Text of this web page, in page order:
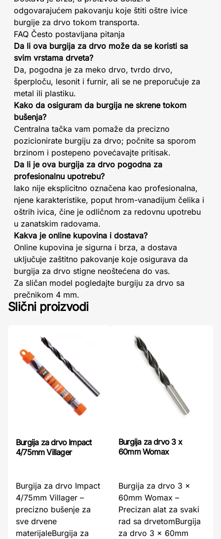
odgovarajućem pakovanju koje štiti oštre ivice
burgije za drvo tokom transporta.
FAQ Često postavljana pitanja
Da li ova burgija za drvo može da se koristi sa
svim vrstama drveta?
Da, pogodna je za meko drvo, tvrdo drvo,
šperploču, lesonit i furnir, ali se ne preporučuje za
metal ili plastiku.
Kako da osiguram da burgija ne skrene tokom
bušenja?
Centralna tačka vam pomaže da precizno
pozicionirate burgiju za drvo; počnite sa sporom
brzinom i postepeno povećavajte pritisak.
Da li je ova burgija za drvo pogodna za
profesionalnu upotrebu?
Iako nije eksplicitno označena kao profesionalna,
njene karakteristike, poput hrom-vanadijum čelika i
oštrih ivica, čine je odličnom za redovnu upotrebu
u zanatskim radovama.
Kakva je online kupovina i dostava?
Online kupovina je sigurna i brza, a dostava
uključuje zaštitno pakovanje koje osigurava da
burgija za drvo stigne neoštećena do vas.
Za sličan model pogledajte burgiju za drvo sa
prečnikom 4 mm.
Slični proizvodi
Burgija za drvo Impact
4/75mm Villager
Burgija za drvo Impact
4/75mm Villager –
precizno bušenje za
sve drvene
materijaleBurgija za
Burgija za drvo 3 x
60mm Womax
Burgija za drvo 3 x
60mm Womax –
Precizan alat za svaki
rad sa drvetomBurgija
za drvo 3 x 60mm